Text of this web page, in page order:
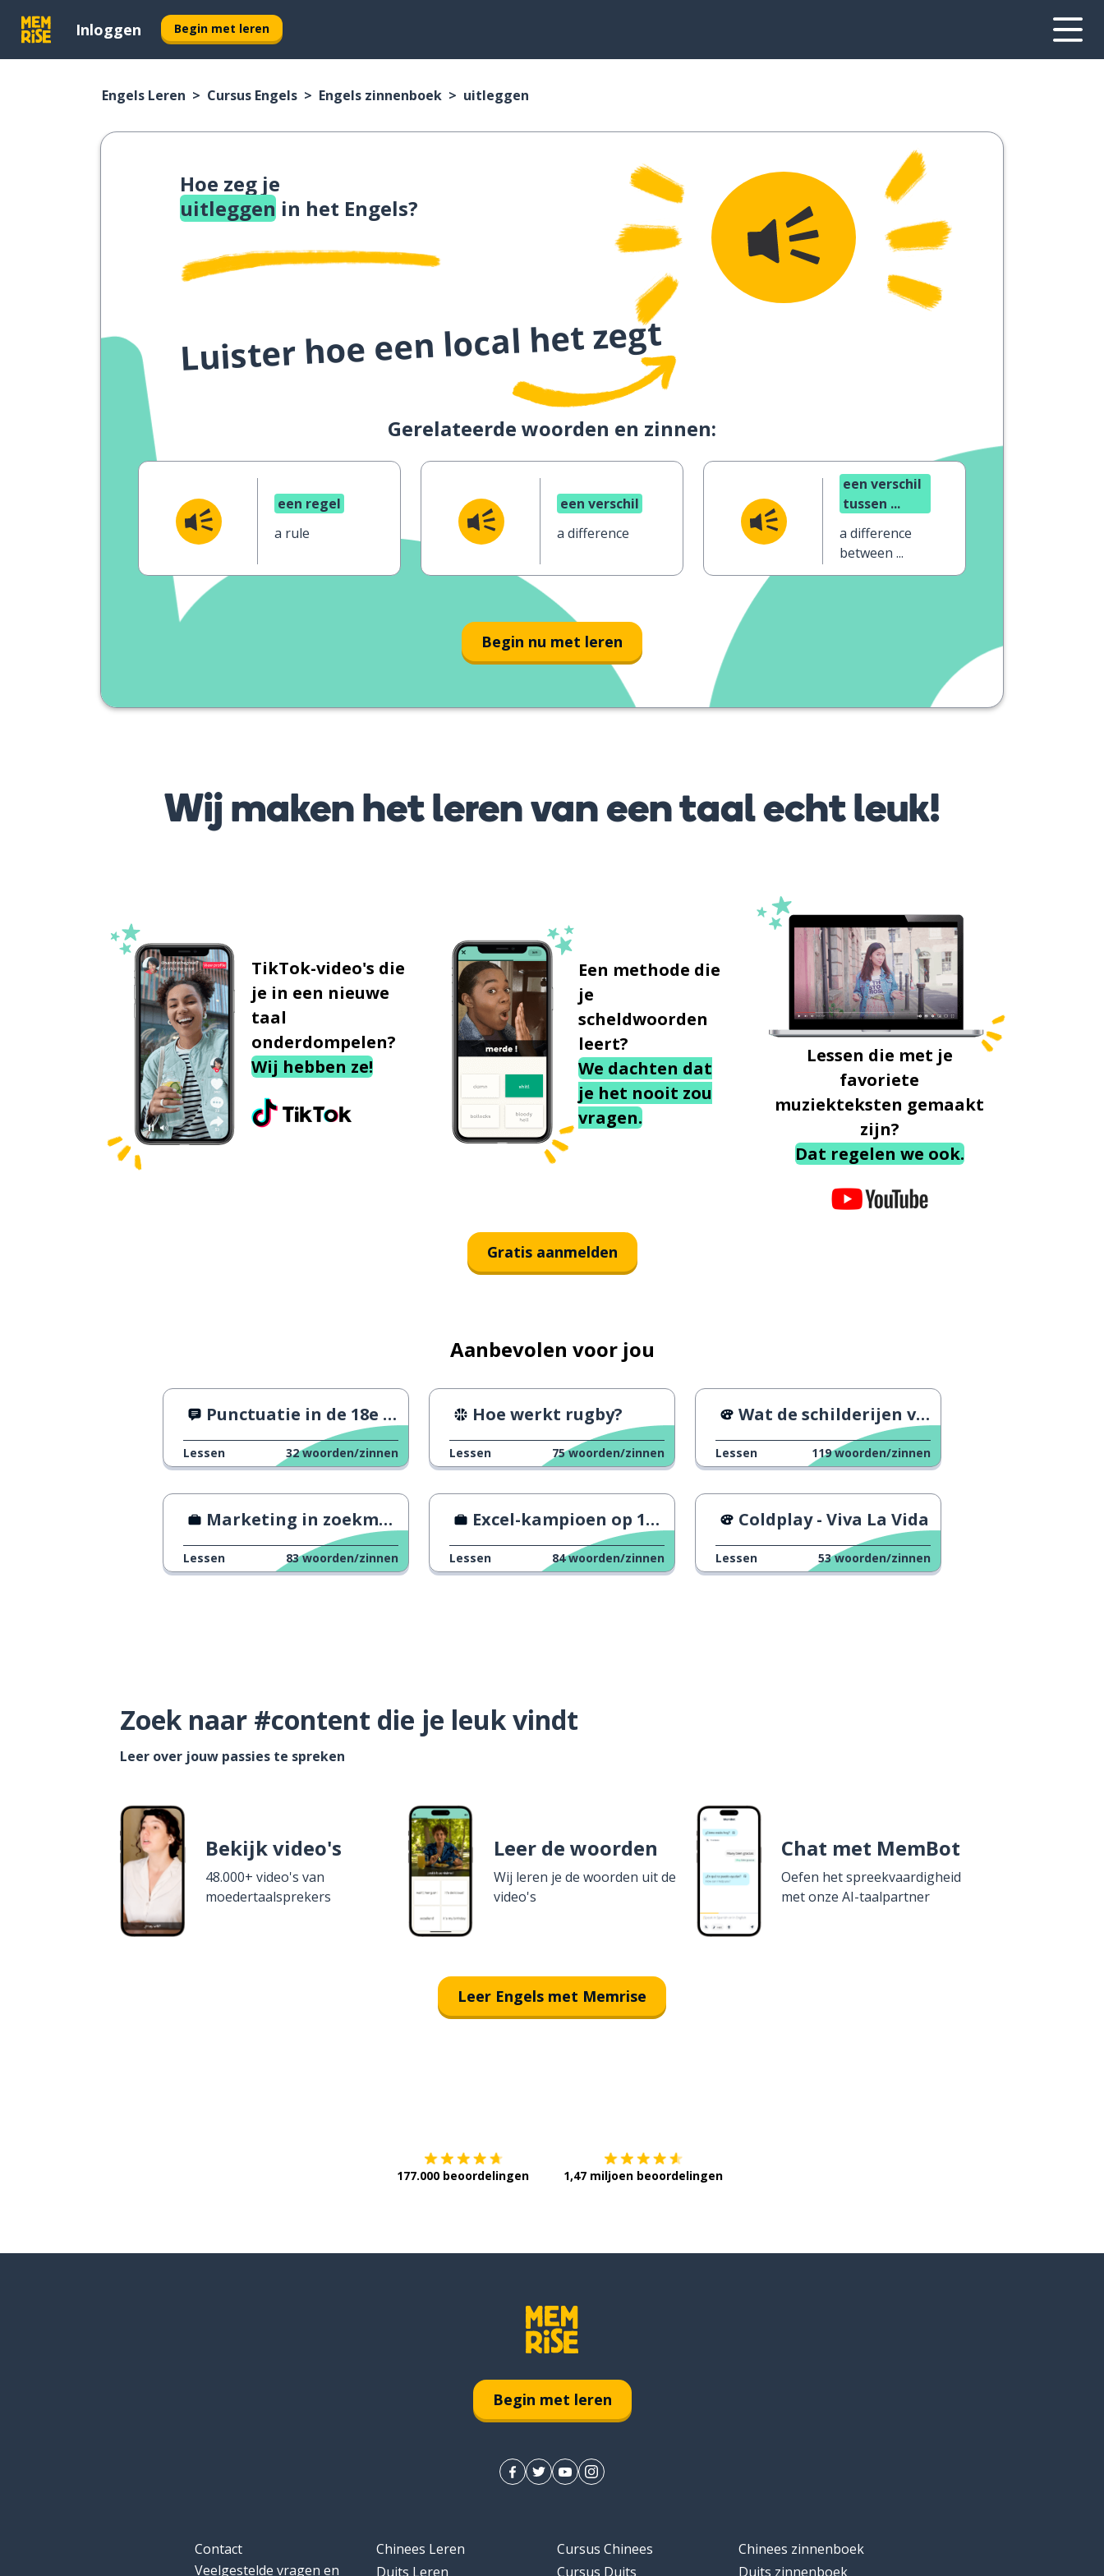
Inloggen Begin met leren
Engels Leren Cursus Engels Engels zinnenboek uitleggen
Hoe zeg je
uitleggen in het Engels?
Luister hoe een local het zegt
Gerelateerde woorden en zinnen:
een regel
a rule
een verschil
a difference
een verschil
tussen ...
a difference
between ...
Begin nu met leren
Wij maken het leren van een taal echt leuk!
TikTok-video's die
je in een nieuwe
taal
onderdompelen?
Wij hebben ze!
Een methode die
je
scheldwoorden
leert?
We dachten dat
je het nooit zou
vragen.
Lessen die met je
favoriete
muziekteksten gemaakt
zijn?
Dat regelen we ook.
Gratis aanmelden
Aanbevolen voor jou
Punctuatie in de 18e eeuw
Lessen 32 woorden/zinnen
Hoe werkt rugby?
Lessen 75 woorden/zinnen
Wat de schilderijen van Rothko ons leren
Lessen 119 woorden/zinnen
Marketing in zoekmachines
Lessen 83 woorden/zinnen
Excel-kampioen op 15-jarige leeftijd
Lessen 84 woorden/zinnen
Coldplay - Viva La Vida
Lessen 53 woorden/zinnen
Zoek naar #content die je leuk vindt
Leer over jouw passies te spreken
Bekijk video's
48.000+ video's van
moedertaalsprekers
Leer de woorden
Wij leren je de woorden uit de
video's
Chat met MemBot
Oefen het spreekvaardigheid
met onze AI-taalpartner
Leer Engels met Memrise
177.000 beoordelingen 1,47 miljoen beoordelingen
Begin met leren
Contact
Veelgestelde vragen en
Chinees Leren
Duits Leren
Cursus Chinees
Cursus Duits
Chinees zinnenboek
Duits zinnenboek